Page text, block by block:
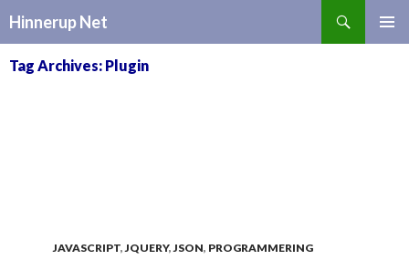
Hinnerup Net
CONTENT
Tag Archives: Plugin
JAVASCRIPT,JQUERY,JSON, PROGRAMMERING